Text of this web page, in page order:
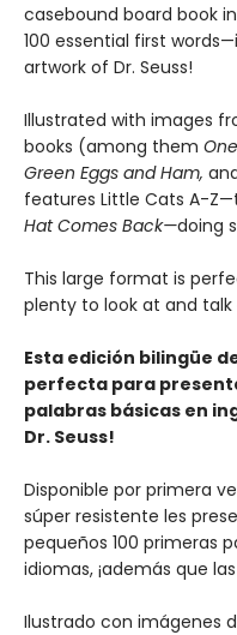
casebound board book
100 essential first
artwork of Dr. Seuss!
Illustrated with images
books (among them
Green Eggs and Ham,
features Little Cats A-
Hat Comes Back—doing
This large format is
plenty to look at and
Esta edición bilingüe
perfecta para
palabras básicas en
Dr. Seuss!
Disponible por primera
súper resistente les
pequeños 100 primeras
idiomas, ¡además que
Ilustrado con imágenes